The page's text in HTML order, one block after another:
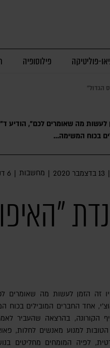
פוליטיקה פילוסופיה
הגדול"
לעשות מה שאומרים לכם", הודיע
בכוח המשימה…
| 13 בדצמבר 2020 | מחשבות | 6 דק׳
זה הזמן לעשות מה שאומרים
אחד החברים המובילים בכוח
הטובות למנוע מאנשים לחלות,
לפיה המומחים מחליטים